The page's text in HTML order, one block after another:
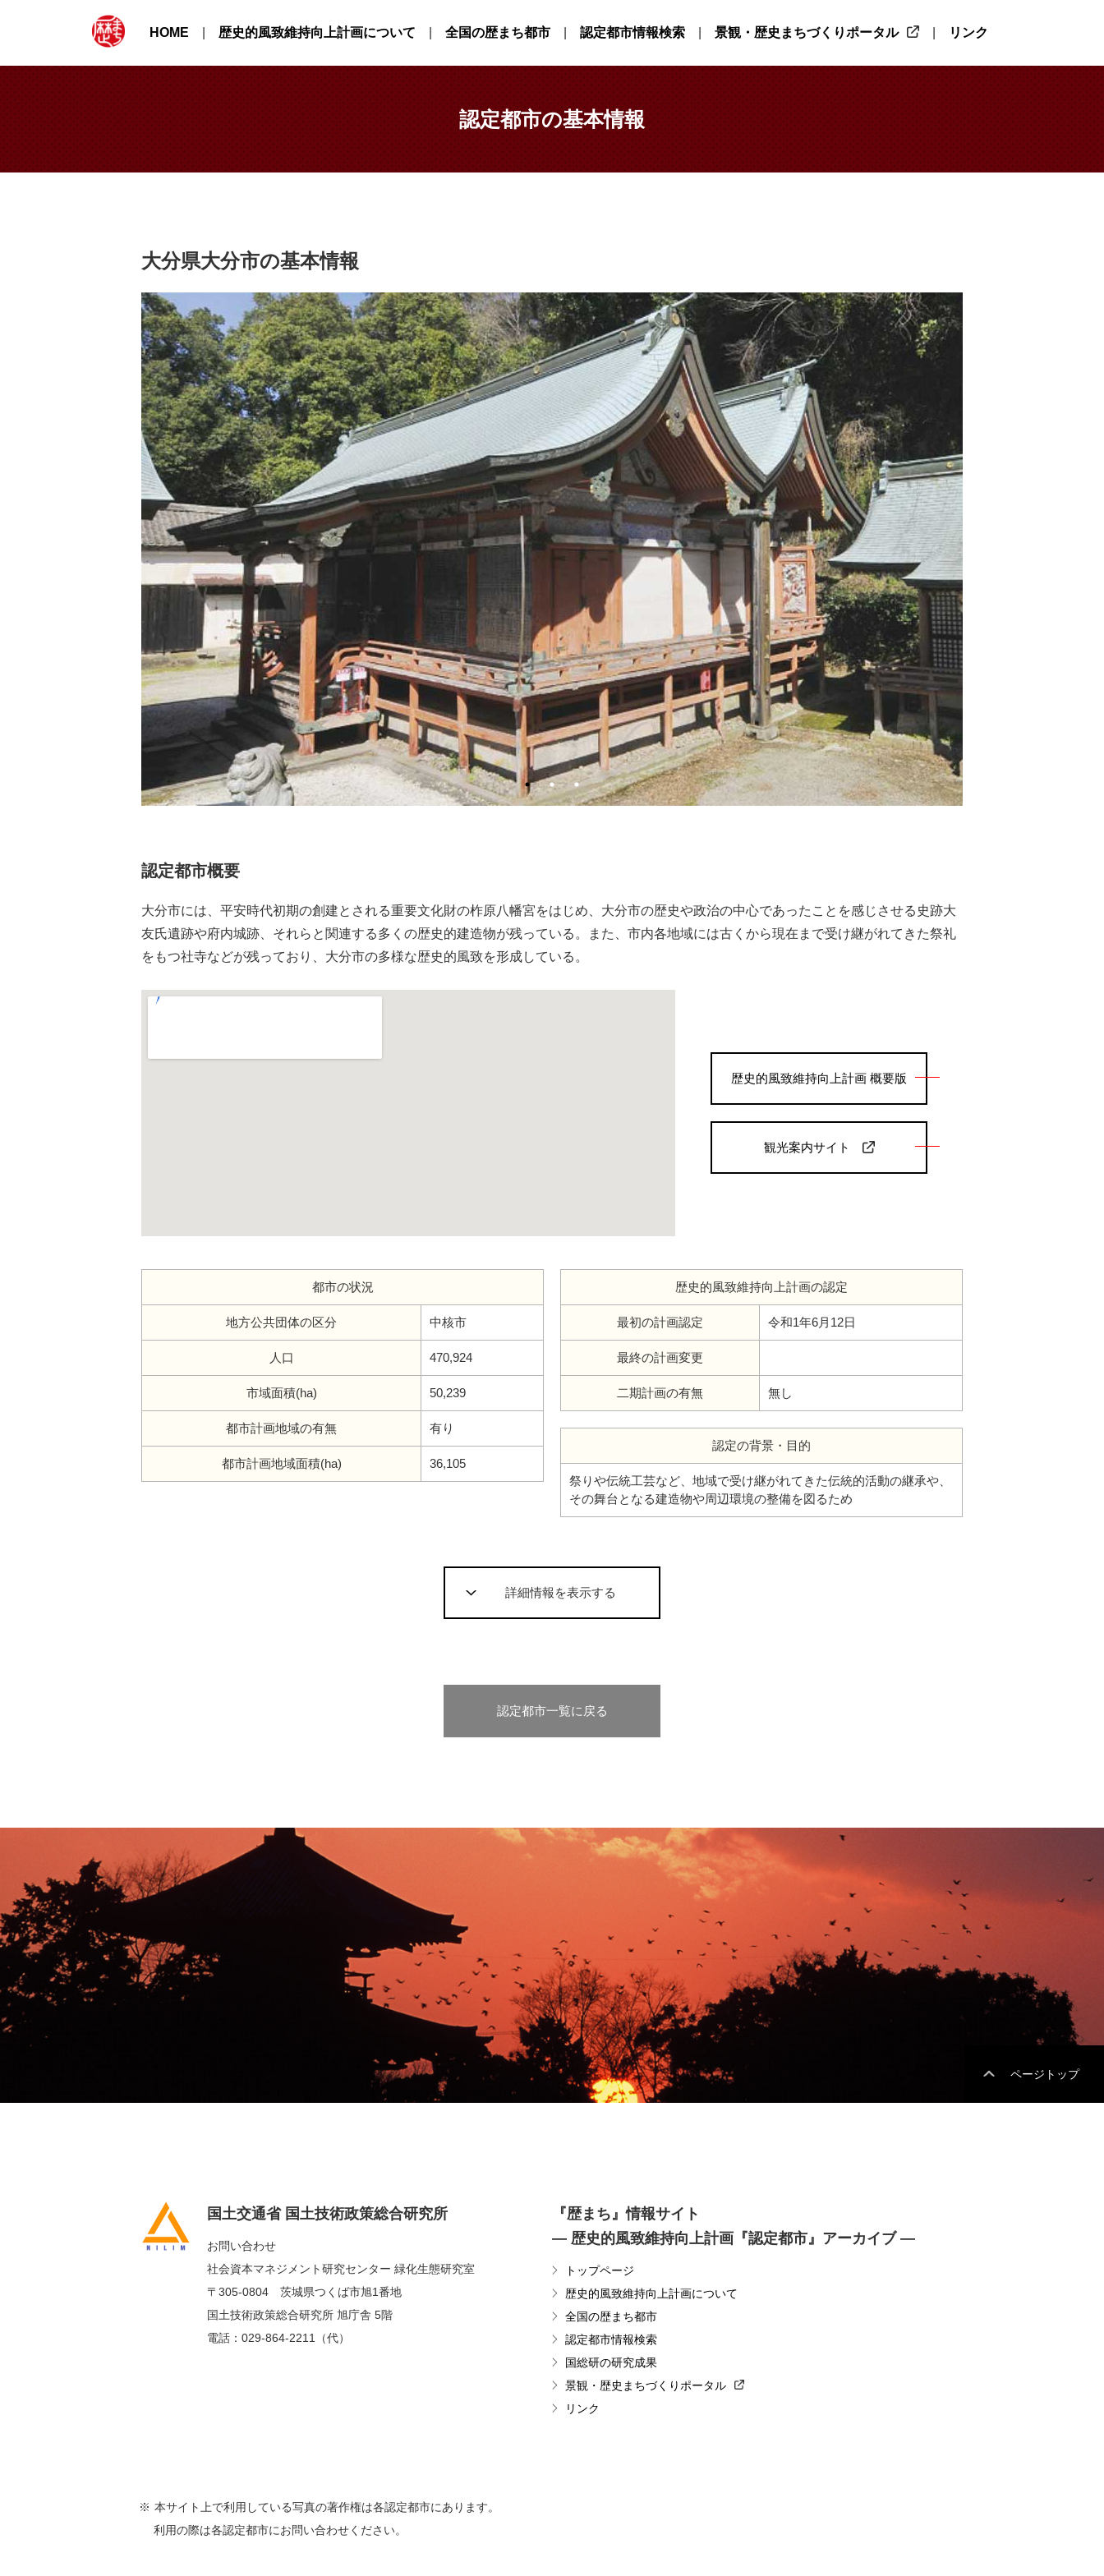
HOME 歴史的風致維持向上計画について 全国の歴まち都市 認定都市情報検索 景観・歴史まちづくりポータル リンク
認定都市の基本情報
大分県大分市の基本情報
認定都市概要
大分市には、平安時代初期の創建とされる重要文化財の柞原八幡宮をはじめ、大分市の歴史や政治の中心であったことを感じさせる史跡大
友氏遺跡や府内城跡、それらと関連する多くの歴史的建造物が残っている。また、市内各地域には古くから現在まで受け継がれてきた祭礼
をもつ社寺などが残っており、大分市の多様な歴史的風致を形成している。
歴史的風致維持向上計画 概要版
観光案内サイト
都市の状況
地方公共団体の区分 中核市
人口 470,924
市域面積(ha) 50,239
都市計画地域の有無 有り
都市計画地域面積(ha) 36,105
歴史的風致維持向上計画の認定
最初の計画認定 令和1年6月12日
最終の計画変更
二期計画の有無 無し
認定の背景・目的
祭りや伝統工芸など、地域で受け継がれてきた伝統的活動の継承や、
その舞台となる建造物や周辺環境の整備を図るため
詳細情報を表示する
認定都市一覧に戻る
国土交通省 国土技術政策総合研究所
お問い合わせ
社会資本マネジメント研究センター 緑化生態研究室
〒305-0804 茨城県つくば市旭1番地
国土技術政策総合研究所 旭庁舎 5階
電話：029-864-2211（代）
『歴まち』情報サイト
― 歴史的風致維持向上計画『認定都市』アーカイブ ―
トップページ
歴史的風致維持向上計画について
全国の歴まち都市
認定都市情報検索
国総研の研究成果
景観・歴史まちづくりポータル
リンク
本サイト上で利用している写真の著作権は各認定都市にあります。
利用の際は各認定都市にお問い合わせください。
ページトップ